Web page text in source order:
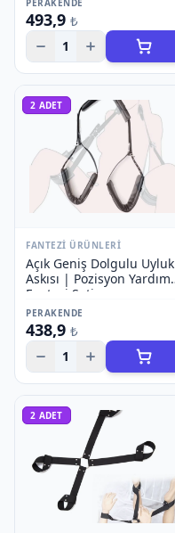
PERAKENDE
493,9 ₺
1
2 ADET
FANTEZI ÜRÜNLERI
Açık Geniş Dolgulu Uyluk
Askısı | Pozisyon Yardımı
Fantezi Seti
PERAKENDE
438,9 ₺
1
2 ADET